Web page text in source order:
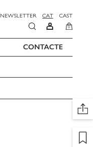
NEWSLETTER CAT CAST
0
CONTACTE